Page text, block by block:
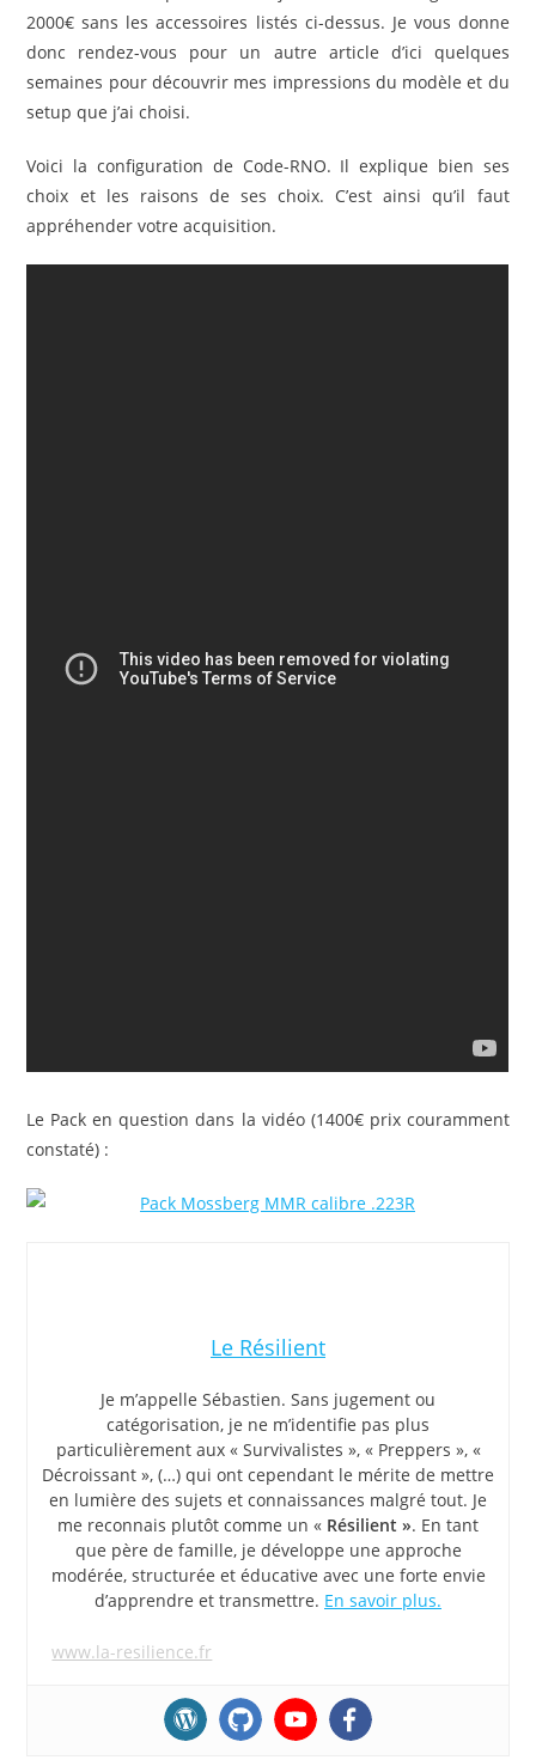
2000€ sans les accessoires listés ci-dessus. Je vous donne
donc rendez-vous pour un autre article d’ici quelques
semaines pour découvrir mes impressions du modèle et du
setup que j’ai choisi.
Voici la configuration de Code-RNO. Il explique bien ses
choix et les raisons de ses choix. C’est ainsi qu’il faut
appréhender votre acquisition.
Le Pack en question dans la vidéo (1400€ prix couramment
constaté) :
Le Résilient
Je m’appelle Sébastien. Sans jugement ou
catégorisation, je ne m’identifie pas plus
particulièrement aux « Survivalistes », « Preppers », «
Décroissant », (…) qui ont cependant le mérite de mettre
en lumière des sujets et connaissances malgré tout. Je
me reconnais plutôt comme un « Résilient ». En tant
que père de famille, je développe une approche
modérée, structurée et éducative avec une forte envie
d’apprendre et transmettre. En savoir plus.
www.la-resilience.fr